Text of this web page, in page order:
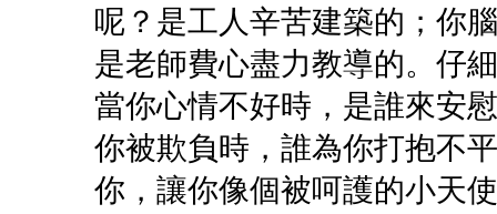
呢？是工人辛苦建築的；你
是老師費心盡力教導的。仔
當你心情不好時，是誰來安
你被欺負時，誰為你打抱不
你，讓你像個被呵護的小天